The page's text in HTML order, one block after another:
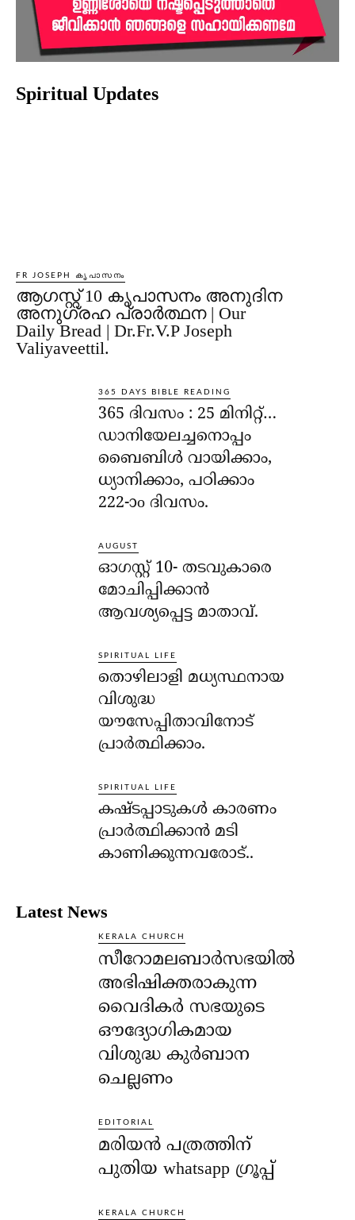
Spiritual Updates
FR JOSEPH കൃപാസനം
ആഗസ്റ്റ് 10 കൃപാസനം അനുദിന
അനുഗ്രഹ പ്രാർത്ഥന | Our
Daily Bread | Dr.Fr.V.P Joseph
Valiyaveettil.
365 DAYS BIBLE READING
365 ദിവസം : 25 മിനിറ്റ്…
ഡാനിയേലച്ചനൊപ്പം
ബൈബിൾ വായിക്കാം,
ധ്യാനിക്കാം, പഠിക്കാം
222-ാo ദിവസം.
AUGUST
ഓഗസ്റ്റ് 10- തടവുകാരെ
മോചിപ്പിക്കാന്‍
ആവശ്യപ്പെട്ട മാതാവ്.
SPIRITUAL LIFE
തൊഴിലാളി മധ്യസ്ഥനായ
വിശുദ്ധ
യൗസേപ്പിതാവിനോട്
പ്രാര്‍ത്ഥിക്കാം.
SPIRITUAL LIFE
കഷ്ടപ്പാടുകള്‍ കാരണം
പ്രാര്‍ത്ഥിക്കാന്‍ മടി
കാണിക്കുന്നവരോട്..
Latest News
KERALA CHURCH
സീറോമലബാർസഭയിൽ
അഭിഷിക്തരാകുന്ന
വൈദികർ സഭയുടെ
ഔദ്യോഗികമായ
വിശുദ്ധ കുർബാന
ചെല്ലണം
EDITORIAL
മരിയൻ പത്രത്തിന്
പുതിയ whatsapp ഗ്രൂപ്പ്
KERALA CHURCH